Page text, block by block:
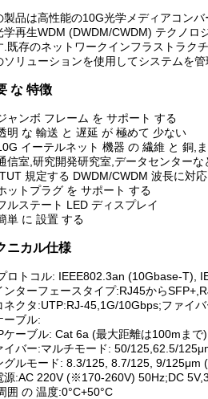
製品は高性能の10G光学メディアコン
学再生WDM (DWDM/CWDM) テクノロ
.既存のネットワークインフラストラク
ソリューションを使用してシステムを
な 特徴
ャンボ フレーム を サポート する
明 な 輸送 と 遅延 が 極めて 少ない
イーテルネット 機器 の 繊維 と 銅,
信室,研究開発研究室,データセンターな
規定する DWDM/CWDM 波長に対応
ットプラグ を サポート する
ルステート LED ディスプレイ
単 に 設置 する
ニカル仕様
ロトコル: IEEE802.3an (10Gbase-T),
ターフェースタイプ:RJ45から
クタ:UTP:RJ-45,1G/10Gbps;ファイ
ブル:
ケーブル: Cat 6a (最大距離は100mまで)
イバー:マルチモード: 50/125,62.5/
グルモード: 8.3/125, 8.7/125, 9/125μm
:AC 220V (※170-260V) 50Hz;DC
囲 の 温度:0°C+50°C